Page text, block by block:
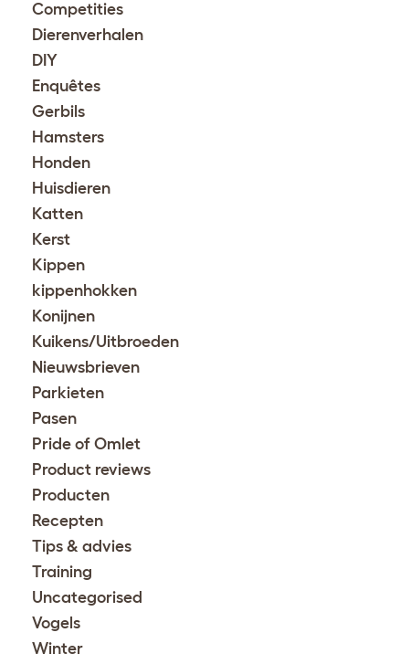
Competities
Dierenverhalen
DIY
Enquêtes
Gerbils
Hamsters
Honden
Huisdieren
Katten
Kerst
Kippen
kippenhokken
Konijnen
Kuikens/Uitbroeden
Nieuwsbrieven
Parkieten
Pasen
Pride of Omlet
Product reviews
Producten
Recepten
Tips & advies
Training
Uncategorised
Vogels
Winter